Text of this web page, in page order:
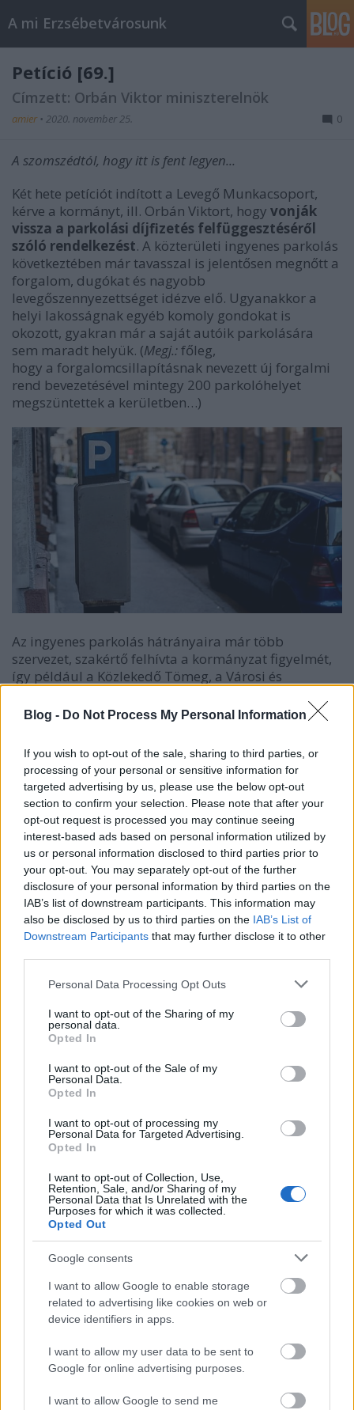
Blog - Do Not Process My Personal Information
If you wish to opt-out of the sale, sharing to third parties, or
processing of your personal or sensitive information for
targeted advertising by us, please use the below opt-out
section to confirm your selection. Please note that after your
opt-out request is processed you may continue seeing
interest-based ads based on personal information utilized by
us or personal information disclosed to third parties prior to
your opt-out. You may separately opt-out of the further
disclosure of your personal information by third parties on the
IAB’s list of downstream participants. This information may
also be disclosed by us to third parties on the IAB’s List of
Downstream Participants that may further disclose it to other
Please note that this website/app uses one or more Google
not limited to your visit or usage behaviour. You may click to
grant or deny consent to Google and its third-party tags to
use your data for below specified purposes in below Google
consent section.
Personal Data Processing Opt Outs
I want to opt-out of the Sharing of my
personal data.
Opted In
I want to opt-out of the Sale of my
Personal Data.
Opted In
I want to opt-out of processing my
Personal Data for Targeted Advertising.
Opted In
I want to opt-out of Collection, Use,
Retention, Sale, and/or Sharing of my
Personal Data that Is Unrelated with the
Purposes for which it was collected.
Opted Out
Google consents
I want to allow Google to enable storage
related to advertising like cookies on web or
device identifiers in apps.
I want to allow my user data to be sent to
Google for online advertising purposes.
I want to allow Google to send me
A mi Erzsébetvárosunk
Petíció [69.]
Címzett: Orbán Viktor miniszterelnök
amier • 2020. november 25. 0
A szomszédtól, hogy itt is fent legyen...
Két hete petíciót indított a Levegő Munkacsoport,
kérve a kormányt, ill. Orbán Viktort, hogy vonják
vissza a parkolási díjfizetés felfüggesztéséről
szóló rendelkezést. A közterületi ingyenes parkolás
következtében már tavasszal is jelentősen megnőtt a
forgalom, dugókat és nagyobb
levegőszennyezettséget idézve elő. Ugyanakkor a
helyi lakosságnak egyéb komoly gondokat is
okozott, gyakran már a saját autóik parkolására
sem maradt helyük. (Megj.:főleg,
hogy a forgalomcsillapításnak nevezett új forgalmi
rend bevezetésével mintegy 200 parkolóhelyet
megszüntettek a kerületben…)
Az ingyenes parkolás hátrányaira már több
szervezet, szakértő felhívta a kormányzat figyelmét,
így például a Közlekedő Tömeg, a Városi és
A petíciót
lehet aláírni a Szabad a Hang oldalán
P.s.:Az egy dolog, hogy az ingyenes parkolással
rövid időn belül a harmadik bevételi forrásától
fosztották meg az önkormányzatokat. Az is egy
dolog, hogy a kerületi polgármesterek ezt az ötletet
már tavasszal sem támogatták. Mégis megint
meglépték. Csakhogy: nincs elég parkolóhely.
Vannak viszont szűk utcák. Meg átmenő forgalom és
torlódás. Ez az egész úgy, ahogy van – jobb esetben
– egy átgondolatlan baromság, rosszabb esetben
meg egy alaposan átgondolt, populista és
rosszindulatú kicseszés. Mindannyiunkkal.
Mi van a parkolás ingyenessége
mögött?November 23-tól a lakott területen lévő,
kereskedelmi célú P+R parkolók, beleértve a
parkolóházakat is, este 7-től reggel 7-ig fizetés
nélkül használhatók. Az ilyen parkolók tulajdonosai
egyelőre értelmezik a kor- mányrendeletet, a
jogásztársadalom egy része viszont már messzebbre
jutott. Lattmann Tamás nemzetközi jogász
egyenesen „idióta ötletet” emleget. (…) Nem szabad
arról sem megfeledkezni, hogy a mostani
kormányrendeletnek, amely a kereskedelmi
parkolókra vonatkozik, volt egy előzménye. A
parkolás ingyenessé tétele általánosságban.
azóta sem mérték fel a rendelkezés hatását,
következményeit. Egyre több szakembertől hallani,
hogy semmi értelme, csak káoszt okoz, a járvány
(viaKlubrádió)